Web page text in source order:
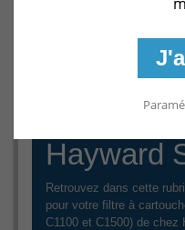
Pièces
Hayward
Retrouvez dans cette
pour votre filtre à
C1100 et C1500) de chez